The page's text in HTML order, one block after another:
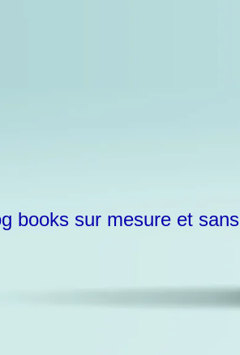
books sur mesure et sans